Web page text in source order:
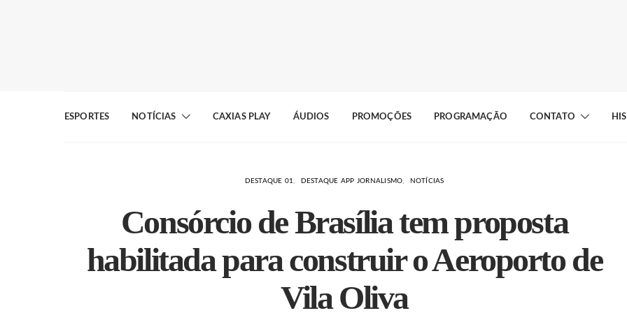
ESPORTES NOTÍCIAS CAXIAS PLAY ÁUDIOS PROMOÇÕES PROGRAMAÇÃO CONTATO
DESTAQUE 01 DESTAQUE APP JORNALISMO NOTÍCIAS
Consórcio de Brasília tem proposta
habilitada para construir o Aeroporto de
Vila Oliva